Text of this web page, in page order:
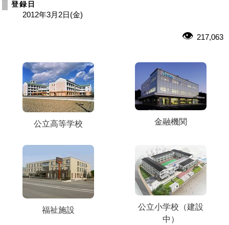
登録日
2012年3月2日(金)
217,063
公立高等学校 金融機関
福祉施設
公立小学校（建設
中）